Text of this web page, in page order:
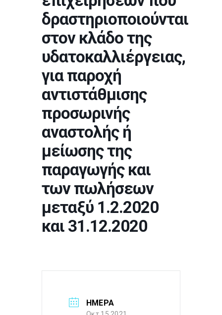
δραστηριοποιούνται
στον κλάδο της
υδατοκαλλιέργειας,
για παροχή
αντιστάθμισης
προσωρινής
αναστολής ή
μείωσης της
παραγωγής και
των πωλήσεων
μεταξύ 1.2.2020
και 31.12.2020
ΗΜΕΡΑ